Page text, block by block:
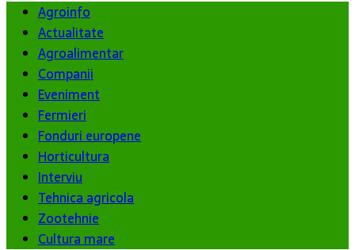
Agroinfo
Actualitate
Agroalimentar
Companii
Eveniment
Fermieri
Fonduri europene
Horticultura
Interviu
Tehnica agricola
Zootehnie
Cultura mare